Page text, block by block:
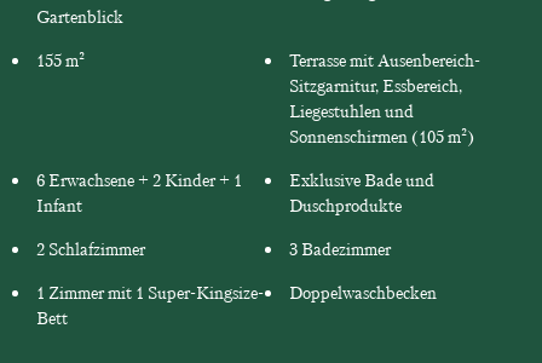
Gartenblick
155 m²
Terrasse mit Ausenbereich-
Sitzgarnitur, Essbereich,
Liegestuhlen und
Sonnenschirmen (105 m²)
6 Erwachsene + 2 Kinder + 1
Infant
Exklusive Bade und
Duschprodukte
2 Schlafzimmer
3 Badezimmer
1 Zimmer mit 1 Super-Kingsize-
Bett
Doppelwaschbecken